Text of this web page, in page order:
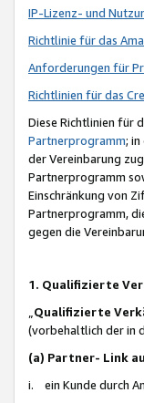
IP-Lizenz- und
Richtlinie für das
Anforderungen für
Richtlinien für das
Diese Richtlinien für
Partnerprogramm;
der Vereinbarung
Partnerprogramm
Einschränkung von
Partnerprogramm,
gegen die
1. Qualifizierte
Qualifizierte
(vorbehaltlich der in
(a) Partner- Link
i. ein Kunde durch